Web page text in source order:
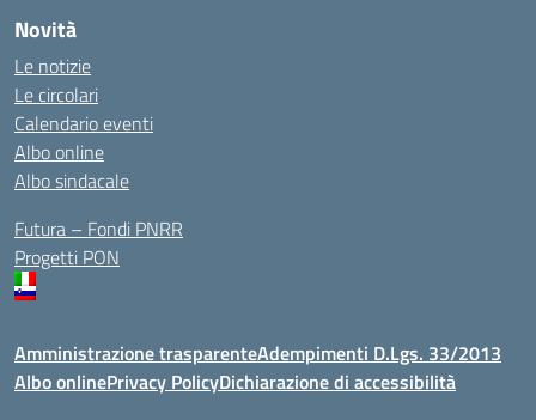
Novità
Le notizie
Le circolari
Calendario eventi
Albo online
Albo sindacale
Futura – Fondi PNRR
Progetti PON
Amministrazione trasparenteAdempimenti D.Lgs. 33/2013
Albo onlinePrivacy PolicyDichiarazione di accessibilità